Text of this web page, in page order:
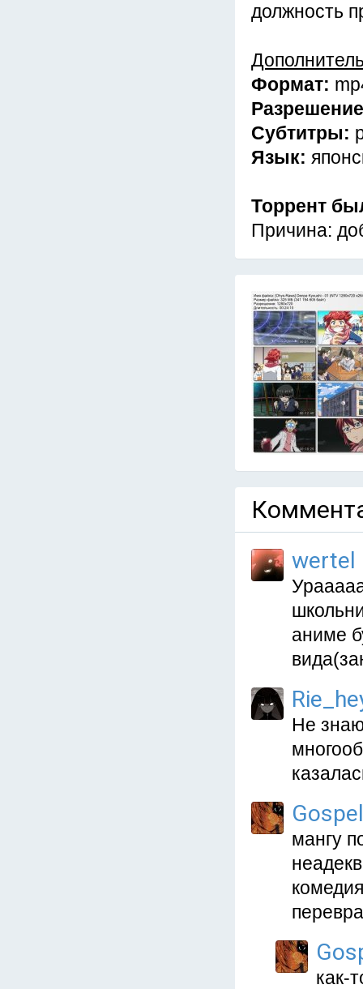
должность
Формат:
Субтитры:
Язык:
Торрент
Причина:
wertel
аниме
Не
мангу
как-